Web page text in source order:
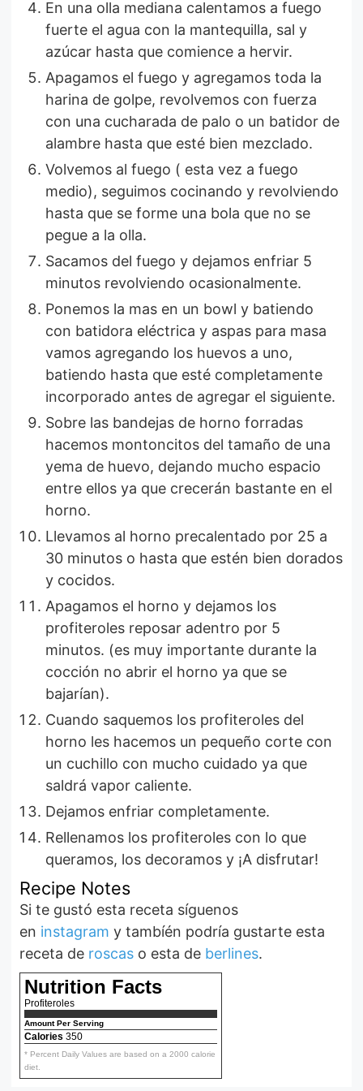
En una olla mediana calentamos a fuego
fuerte el agua con la mantequilla, sal y
azúcar hasta que comience a hervir.
Apagamos el fuego y agregamos toda la
harina de golpe, revolvemos con fuerza
con una cucharada de palo o un batidor de
alambre hasta que esté bien mezclado.
Volvemos al fuego ( esta vez a fuego
medio), seguimos cocinando y revolviendo
hasta que se forme una bola que no se
pegue a la olla.
Sacamos del fuego y dejamos enfriar 5
minutos revolviendo ocasionalmente.
Ponemos la mas en un bowl y batiendo
con batidora eléctrica y aspas para masa
vamos agregando los huevos a uno,
batiendo hasta que esté completamente
incorporado antes de agregar el siguiente.
Sobre las bandejas de horno forradas
hacemos montoncitos del tamaño de una
yema de huevo, dejando mucho espacio
entre ellos ya que crecerán bastante en el
horno.
Llevamos al horno precalentado por 25 a
30 minutos o hasta que estén bien dorados
y cocidos.
Apagamos el horno y dejamos los
profiteroles reposar adentro por 5
minutos. (es muy importante durante la
cocción no abrir el horno ya que se
bajarían).
Cuando saquemos los profiteroles del
horno les hacemos un pequeño corte con
un cuchillo con mucho cuidado ya que
saldrá vapor caliente.
Dejamos enfriar completamente.
Rellenamos los profiteroles con lo que
queramos, los decoramos y ¡A disfrutar!
Recipe Notes
Si te gustó esta receta síguenos
en instagram y tambíén podría gustarte esta
receta de roscas o esta de berlines.
Nutrition Facts
Profiteroles
Amount Per Serving
Calories 350
* Percent Daily Values are based on a 2000 calorie
diet.